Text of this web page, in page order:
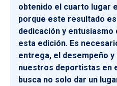
obtenido el cuarto lugar
porque este resultado
dedicación y entusiasmo
esta edición. Es
entrega, el desempeño
nuestros deportistas en
busca no solo dar un